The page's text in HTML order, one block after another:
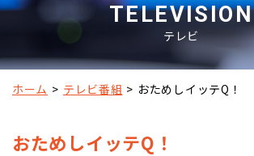
TELEVISION
テレビ
ホーム テレビ番組 おためしイッテQ！
おためしイッテQ！